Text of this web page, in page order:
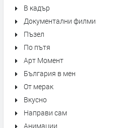
В кадър
Документални филми
Пъзел
По пътя
Арт Момент
България в мен
От мерак
Вкусно
Направи сам
Анимации